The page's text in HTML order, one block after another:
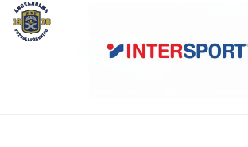
HEM
NYHETER